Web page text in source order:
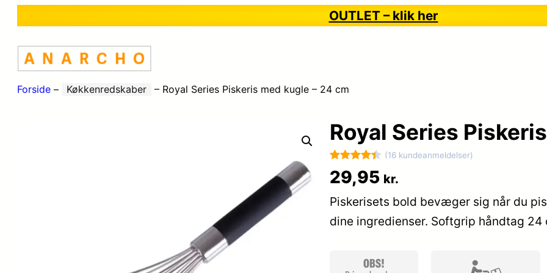
OUTLET – klik her
Forside – Køkkenredskaber – Royal Series Piskeris med kugle – 24 cm
Royal Series
Bedømt
som 4.4
ud af 5
baseret
16
mmelser
(16 kundeanmeldelser)
29,95 kr.
Piskerisets bold bevæger sig når du
dine ingredienser. Softgrip håndtag